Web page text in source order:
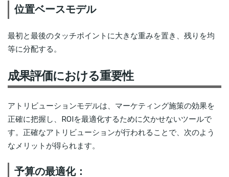
位置ベースモデル
最初と最後のタッチポイントに大きな重みを置き、残りを均
等に分配する。
成果評価における重要性
アトリビューションモデルは、マーケティング施策の効果を
正確に把握し、ROIを最適化するために欠かせないツールで
す。正確なアトリビューションが行われることで、次のよう
なメリットが得られます。
予算の最適化：